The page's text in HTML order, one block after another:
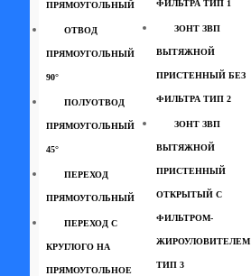
ПРЯМОУГОЛЬНЫЙ
ОТВОД
ПРЯМОУГОЛЬНЫЙ
90°
ПОЛУОТВОД
ПРЯМОУГОЛЬНЫЙ
45°
ПЕРЕХОД
ПРЯМОУГОЛЬНЫЙ
ПЕРЕХОД С
КРУГЛОГО НА
ПРЯМОУГОЛЬНОЕ
ФИЛЬТРА ТИП 1
ЗОНТ ЗВП
ВЫТЯЖНОЙ
ПРИСТЕННЫЙ БЕЗ
ФИЛЬТРА ТИП 2
ЗОНТ ЗВП
ВЫТЯЖНОЙ
ПРИСТЕННЫЙ
ОТКРЫТЫЙ С
ФИЛЬТРОМ-
ЖИРОУЛОВИТЕЛЕМ
ТИП 3